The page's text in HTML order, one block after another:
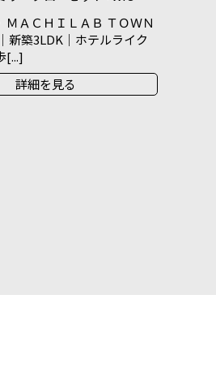
ＭＡＣＨＩＬＡＢ ＴＯＷＮ
新築3LDK｜ホテルライク
[...]
詳細を見る